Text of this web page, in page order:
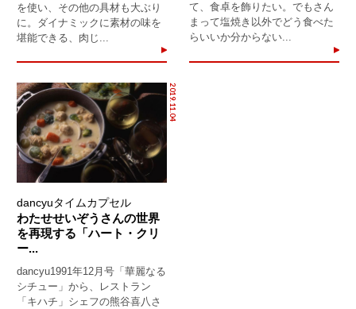
を使い、その他の具材も大ぶり
に。ダイナミックに素材の味を
堪能できる、肉じ...
て、食卓を飾りたい。でもさん
まって塩焼き以外でどう食べた
らいいか分からない...
2019.11.04
dancyuタイムカプセル
わたせせいぞうさんの世界
を再現する「ハート・クリ
ー...
dancyu1991年12月号「華麗なる
シチュー」から、レストラン
「キハチ」シェフの熊谷喜八さ